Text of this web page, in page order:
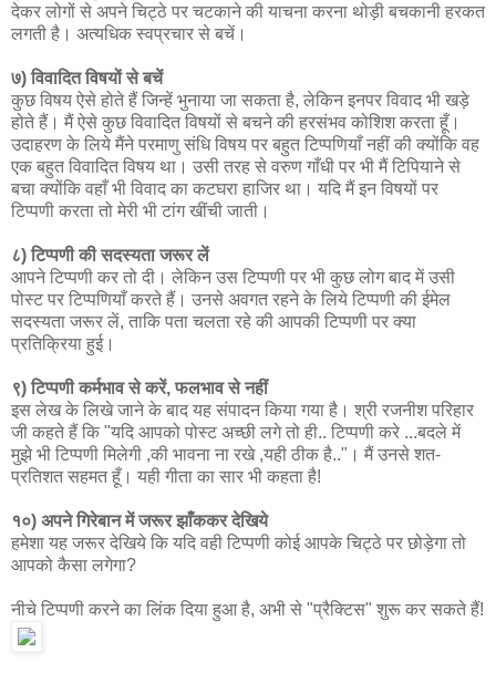
देकर लोगों से अपने चिट्ठे पर चटकाने की याचना करना थोड़ी बचकानी हरकत
लगती है। अत्यधिक स्वप्रचार से बचें।
७) विवादित विषयों से बचें
कुछ विषय ऐसे होते हैं जिन्हें भुनाया जा सकता है, लेकिन इनपर विवाद भी खड़े
होते हैं। मैं ऐसे कुछ विवादित विषयों से बचने की हरसंभव कोशिश करता हूँ।
उदाहरण के लिये मैंने परमाणु संधि विषय पर बहुत टिप्पणियाँ नहीं की क्योंकि वह
एक बहुत विवादित विषय था। उसी तरह से वरुण गाँधी पर भी मैं टिपियाने से
बचा क्योंकि वहाँ भी विवाद का कटघरा हाजिर था। यदि मैं इन विषयों पर
टिप्पणी करता तो मेरी भी टांग खींची जाती।
८) टिप्पणी की सदस्यता जरूर लें
आपने टिप्पणी कर तो दी। लेकिन उस टिप्पणी पर भी कुछ लोग बाद में उसी
पोस्ट पर टिप्पणियाँ करते हैं। उनसे अवगत रहने के लिये टिप्पणी की ईमेल
सदस्यता जरूर लें, ताकि पता चलता रहे की आपकी टिप्पणी पर क्या
प्रतिक्रिया हुई।
९) टिप्पणी कर्मभाव से करें, फलभाव से नहीं
इस लेख के लिखे जाने के बाद यह संपादन किया गया है। श्री रजनीश परिहार
जी कहते हैं कि "यदि आपको पोस्ट अच्छी लगे तो ही.. टिप्पणी करे ...बदले में
मुझे भी टिप्पणी मिलेगी ,की भावना ना रखे ,यही ठीक है.."। मैं उनसे शत-
प्रतिशत सहमत हूँ। यही गीता का सार भी कहता है!
१०) अपने गिरेबान में जरूर झाँककर देखिये
हमेशा यह जरूर देखिये कि यदि वही टिप्पणी कोई आपके चिट्ठे पर छोड़ेगा तो
आपको कैसा लगेगा?
नीचे टिप्पणी करने का लिंक दिया हुआ है, अभी से "प्रैक्टिस" शुरू कर सकते हैं!